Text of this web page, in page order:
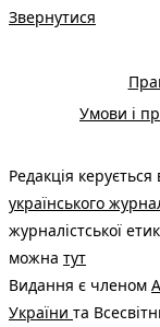
Звернутися
Умови і
Редакція керується
українського
журналістської
можна тут
Видання є членом
України та